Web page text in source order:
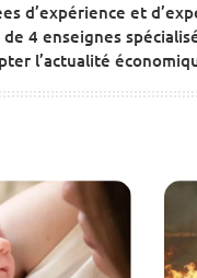
d’expérience et
de 4 enseignes
l’actualité